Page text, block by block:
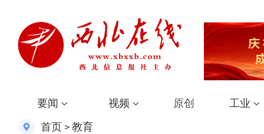
要闻 视频 原创 工业
首页 > 教育